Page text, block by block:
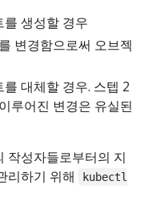
생성할 경우
변경함으로써 오브젝
대체할 경우. 스텝 2
루어진 변경은 유실된
작성자들로부터의 지
리하기 위해
kubectl